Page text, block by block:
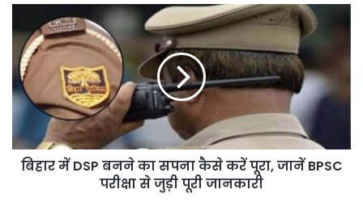
मुख्यमंत्री
डॉ.
यादव
DSP
बनने
का
सपना
कैसे
पूरा,
जानेंबिहार में DSP बनने का सपना कैसे करें पूरा, जानें BPSC
परीक्षा से जुड़ी पूरी जानकारी